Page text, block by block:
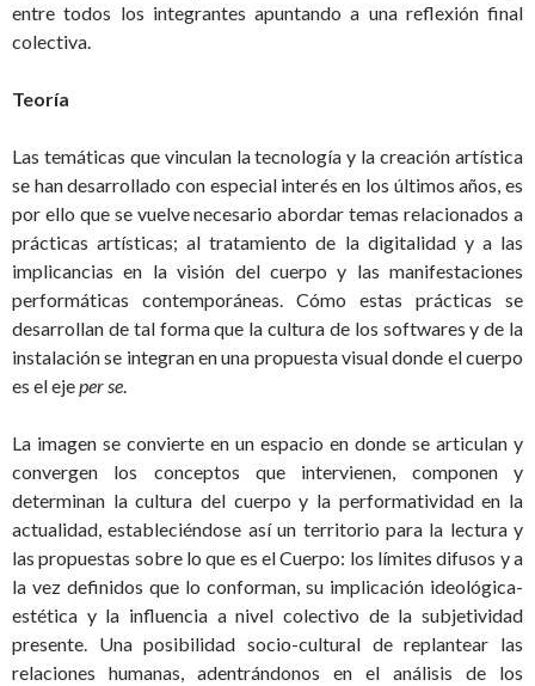
entre todos los integrantes apuntando a una reflexión final
colectiva.
Teoría
Las temáticas que vinculan la tecnología y la creación artística
se han desarrollado con especial interés en los últimos años, es
por ello que se vuelve necesario abordar temas relacionados a
prácticas artísticas; al tratamiento de la digitalidad y a las
implicancias en la visión del cuerpo y las manifestaciones
performáticas contemporáneas. Cómo estas prácticas se
desarrollan de tal forma que la cultura de los softwares y de la
instalación se integran en una propuesta visual donde el cuerpo
es el ejeper se.
La imagen se convierte en un espacio en donde se articulan y
convergen los conceptos que intervienen, componen y
determinan la cultura del cuerpo y la performatividad en la
actualidad, estableciéndose así un territorio para la lectura y
las propuestas sobre lo que es el Cuerpo: los límites difusos y a
la vez definidos que lo conforman, su implicación ideológica-
estética y la influencia a nivel colectivo de la subjetividad
presente. Una posibilidad socio-cultural de replantear las
relaciones humanas, adentrándonos en el análisis de los